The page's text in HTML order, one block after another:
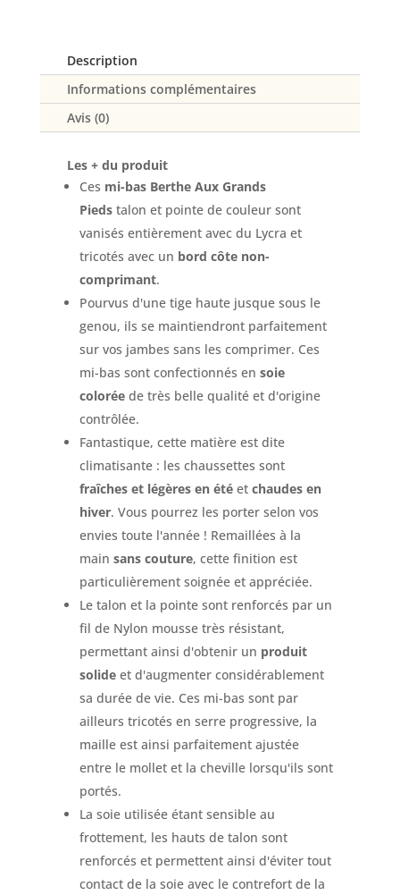
soie"
marine
fushia
Description
Informations complémentaires
Avis (0)
Les + du produit
Ces mi-bas Berthe Aux Grands
Piedstalon et pointe de couleur sont
vanisés entièrement avec du Lycra et
tricotés avec un bord côte non-
comprimant.
Pourvus d'une tige haute jusque sous le
genou, ils se maintiendront parfaitement
sur vos jambes sans les comprimer. Ces
mi-bas sont confectionnés en soie
coloréede très belle qualité et d'origine
contrôlée.
Fantastique, cette matière est dite
climatisante : les chaussettes sont
fraîches et légères en étéet chaudes en
hiver. Vous pourrez les porter selon vos
envies toute l'année ! Remaillées à la
main sans couture, cette finition est
particulièrement soignée et appréciée.
Le talon et la pointe sont renforcés par un
fil de Nylon mousse très résistant,
permettant ainsi d'obtenir un produit
solideet d'augmenter considérablement
sa durée de vie. Ces mi-bas sont par
ailleurs tricotés en serre progressive, la
maille est ainsi parfaitement ajustée
entre le mollet et la cheville lorsqu'ils sont
portés.
La soie utilisée étant sensible au
frottement, les hauts de talon sont
renforcés et permettent ainsi d'éviter tout
contact de la soie avec le contrefort de la